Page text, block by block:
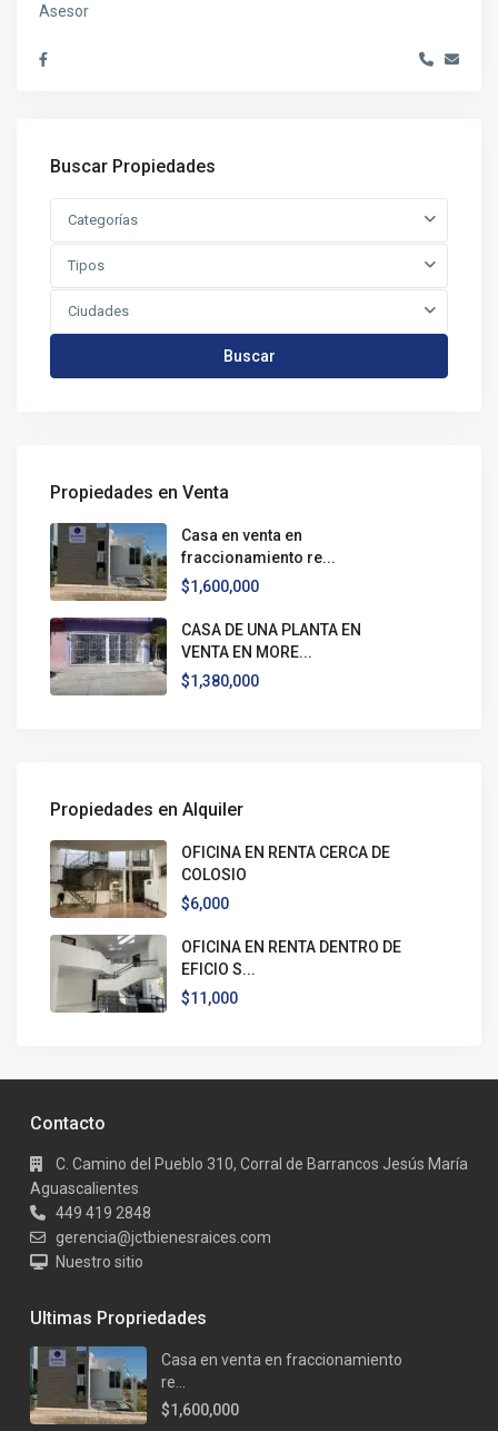
Asesor
Buscar Propiedades
Categorías
Tipos
Ciudades
Buscar
Propiedades en Venta
Casa en venta en
fraccionamiento re...
$1,600,000
CASA DE UNA PLANTA EN
VENTA EN MORE...
$1,380,000
Propiedades en Alquiler
OFICINA EN RENTA CERCA DE
COLOSIO
$6,000
OFICINA EN RENTA DENTRO DE
EFICIO S...
$11,000
Contacto
C. Camino del Pueblo 310, Corral de Barrancos Jesús María
Aguascalientes
449 419 2848
gerencia@jctbienesraices.com
Nuestro sitio
Ultimas Propriedades
Casa en venta en fraccionamiento
re...
$1,600,000